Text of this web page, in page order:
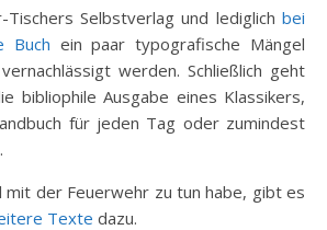
Tischers Selbstverlag und lediglich bei
Buch ein paar typografische Mängel
werden. Schließlich geht
bibliophile Ausgabe eines Klassikers,
für jeden Tag oder zumindest
mit der Feuerwehr zu tun habe, gibt es
Texte dazu.